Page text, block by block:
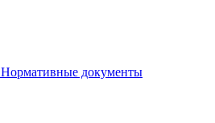
Нормативные документы